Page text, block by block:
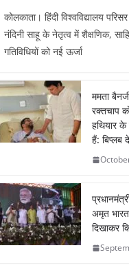
कोलकाता। हिंदी विश्वविद्यालय
नंदिनी साहू के नेतृत्व में शैक्षणिक,
गतिविधियों को नई ऊर्जा
ममता
रक्तचाप
हथियार
हैं: बिप्लब
अमृत
दिखाकर